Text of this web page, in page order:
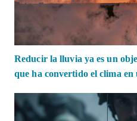
Reducir la lluvia ya es un
que ha convertido el clima en